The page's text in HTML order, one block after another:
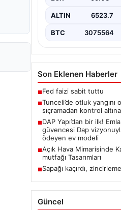
Karyemez köyleri
belirlenemeyen bir
ALTIN 6523.7
BTC 3075564
Son Eklenen Haberler
■Fed faizi sabit tuttu
■Tunceli’de otluk yangını
sıçramadan kontrol altına
■DAP Yapı’dan bir ilk!
güvencesi Dap
ödeyen ev modeli
■Açık Hava Mimarisinde
mutfağı Tasarımları
■Sapağı kaçırdı,
Güncel